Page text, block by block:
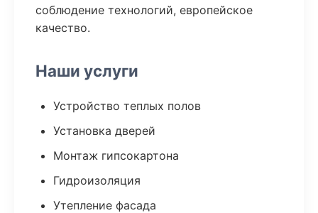
соблюдение технологий, европейское
качество.
Наши услуги
Устройство теплых полов
Установка дверей
Монтаж гипсокартона
Гидроизоляция
Утепление фасада